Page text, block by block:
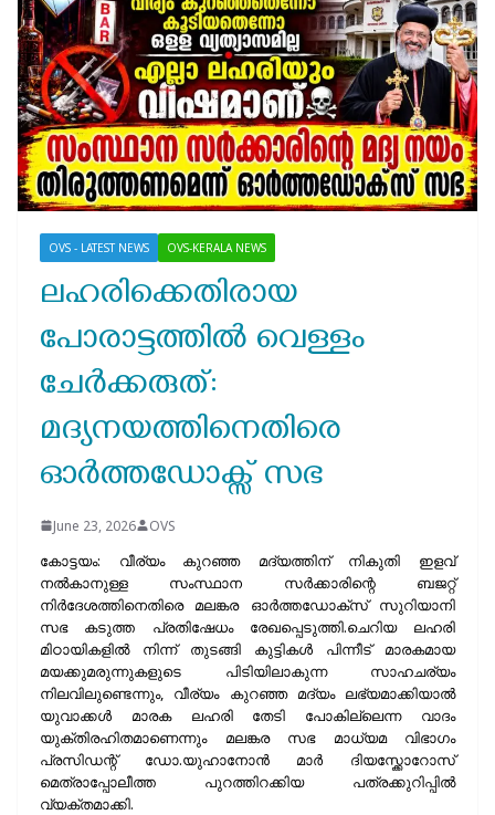
OVS - LATEST NEWS OVS-KERALA NEWS
ലഹരിക്കെതിരായ
പോരാട്ടത്തിൽ വെള്ളം
ചേർക്കരുത്:
മദ്യനയത്തിനെതിരെ
ഓർത്തഡോക്സ് സഭ
June 23, 2026 OVS
കോട്ടയം: വീര്യം കുറഞ്ഞ മദ്യത്തിന് നികുതി ഇളവ്
നൽകാനുള്ള സംസ്ഥാന സർക്കാരിന്റെ ബജറ്റ്
നിർദേശത്തിനെതിരെ മലങ്കര ഓർത്തഡോക്സ് സുറിയാനി
സഭ കടുത്ത പ്രതിഷേധം രേഖപ്പെടുത്തി.ചെറിയ ലഹരി
മിഠായികളിൽ നിന്ന് തുടങ്ങി കുട്ടികൾ പിന്നീട് മാരകമായ
മയക്കുമരുന്നുകളുടെ പിടിയിലാകുന്ന സാഹചര്യം
നിലവിലുണ്ടെന്നും, വീര്യം കുറഞ്ഞ മദ്യം ലഭ്യമാക്കിയാൽ
യുവാക്കൾ മാരക ലഹരി തേടി പോകില്ലെന്ന വാദം
യുക്തിരഹിതമാണെന്നും മലങ്കര സഭ മാധ്യമ വിഭാഗം
പ്രസിഡന്റ് ഡോ.യുഹാനോൻ മാർ ദിയസ്ക്കോറോസ്
മെത്രാപ്പോലീത്ത പുറത്തിറക്കിയ പത്രക്കുറിപ്പിൽ
വ്യക്തമാക്കി.